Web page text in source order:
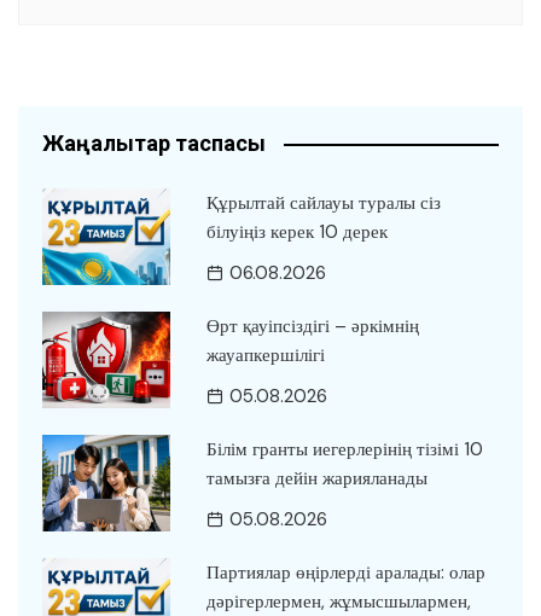
Жаңалықтар таспасы
Құрылтай сайлауы туралы сіз
білуіңіз керек 10 дерек
06.08.2026
Өрт қауіпсіздігі – әркімнің
жауапкершілігі
05.08.2026
Білім гранты иегерлерінің тізімі 10
тамызға дейін жарияланады
05.08.2026
Партиялар өңірлерді аралады: олар
дәрігерлермен, жұмысшылармен,